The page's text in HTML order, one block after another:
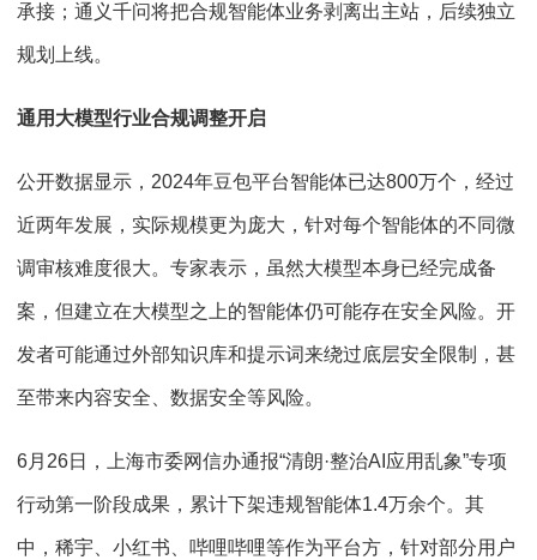
承接；通义千问将把合规智能体业务剥离出主站，后续独立
规划上线。
通用大模型行业合规调整开启
公开数据显示，2024年豆包平台智能体已达800万个，经过
近两年发展，实际规模更为庞大，针对每个智能体的不同微
调审核难度很大。专家表示，虽然大模型本身已经完成备
案，但建立在大模型之上的智能体仍可能存在安全风险。开
发者可能通过外部知识库和提示词来绕过底层安全限制，甚
至带来内容安全、数据安全等风险。
6月26日，上海市委网信办通报“清朗·整治AI应用乱象”专项
行动第一阶段成果，累计下架违规智能体1.4万余个。其
中，稀宇、小红书、哔哩哔哩等作为平台方，针对部分用户